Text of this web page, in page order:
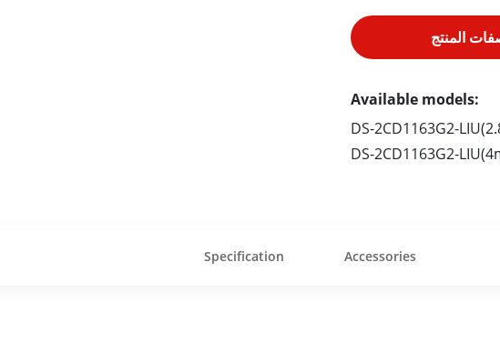
المنتج
Available models:
DS-2CD1163G2-
DS-2CD1163G2-
Specification Accessories